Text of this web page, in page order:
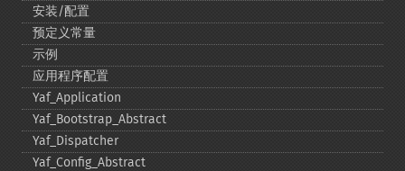
安装/配置
预定义常量
示例
应用程序配置
Yaf_​Application
Yaf_​Bootstrap_​Abstract
Yaf_​Dispatcher
Yaf_​Config_​Abstract